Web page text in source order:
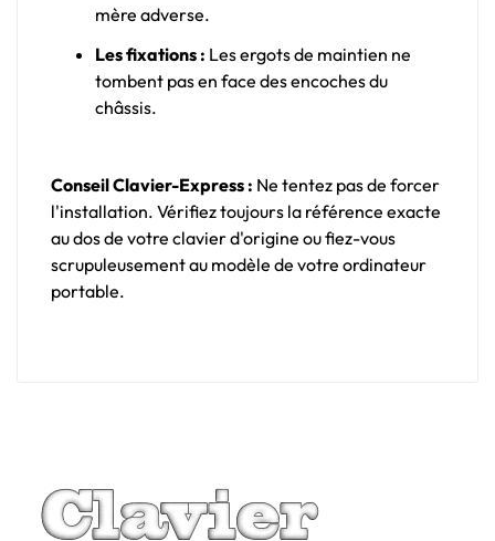
mère adverse.
Les fixations : Les ergots de maintien ne
tombent pas en face des encoches du
châssis.
Conseil Clavier-Express : Ne tentez pas de forcer
l'installation. Vérifiez toujours la référence exacte
au dos de votre clavier d'origine ou fiez-vous
scrupuleusement au modèle de votre ordinateur
portable.